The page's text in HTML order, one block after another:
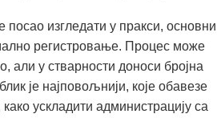
посао изгледати у пракси, основни
регистровање. Процес може
али у стварности доноси бројна
је најповољнији, које обавезе
ускладити администрацију са